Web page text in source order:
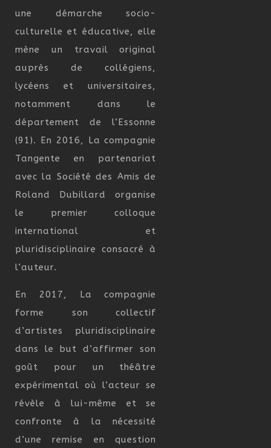
une démarche socio-
culturelle et éducative, elle
mène un travail original
auprès de collégiens,
lycéens et universitaires,
notamment dans le
département de l’Essonne
(91). En 2016, La compagnie
Tangente en partenariat
avec la Société des Amis de
Roland Dubillard organise
le premier colloque
international et
pluridisciplinaire consacré à
l’auteur.
En 2017, La compagnie
forme son collectif
d’artistes pluridisciplinaire
dans le but d’affirmer son
goût pour un théâtre
expérimental où l’acteur se
révèle à lui-même et se
confronte à la nécessité
d’une remise en question